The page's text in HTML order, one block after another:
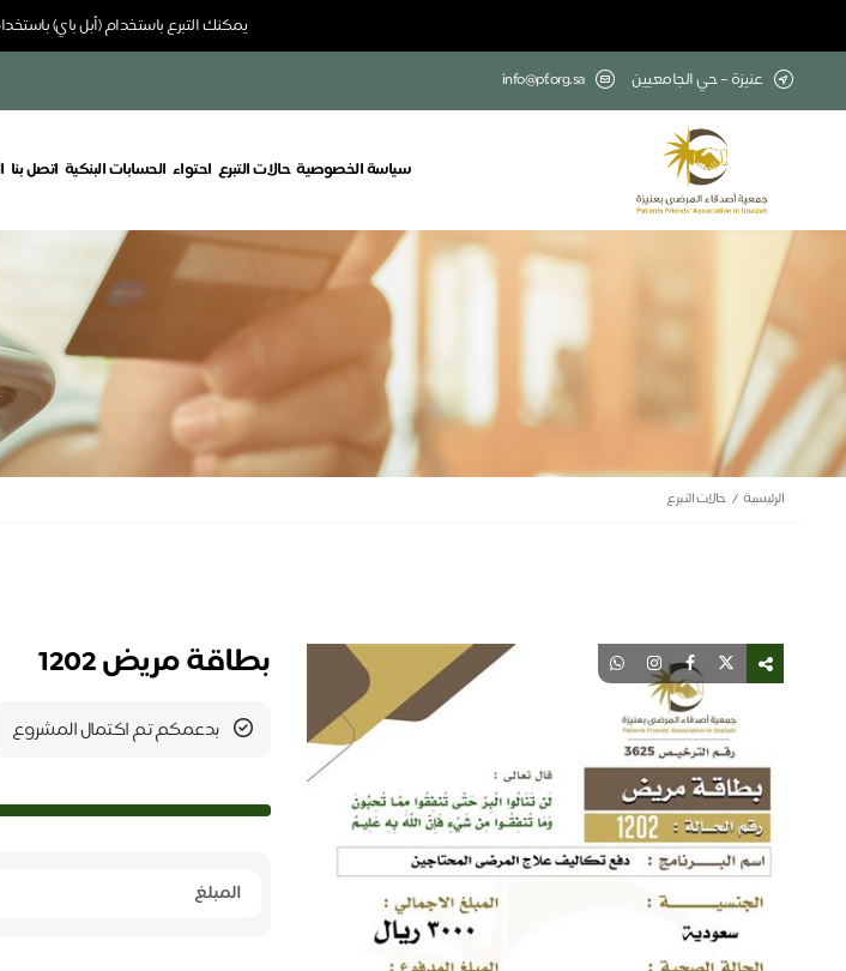
يمكنك التبرع باستخدام (أبل باي)
عنيزة – حي الجامعيين info@pf.org.sa
سياسة الخصوصية حالات التبرع احتواء الحسابات البنكية اتصل بنا
الرئيسية حالات التبرع
بطاقة مريض 1202
بدعمكم تم اكتمال المشروع